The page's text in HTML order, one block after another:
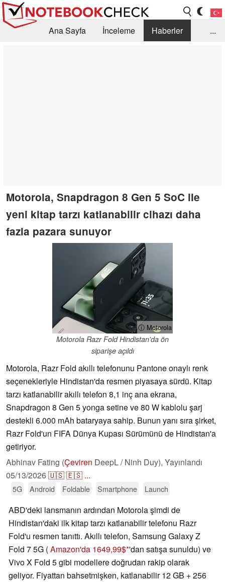
Ana Sayfa İnceleme
Haberler
...
Motorola, Snapdragon 8 Gen 5 SoC ile
yeni kitap tarzı katlanabilir cihazı daha
fazla pazara sunuyor
ⓘ Motorola
Motorola Razr Fold Hindistan'da ön
siparişe açıldı
Motorola, Razr Fold akıllı telefonunu Pantone onaylı renk
seçenekleriyle Hindistan'da resmen piyasaya sürdü. Kitap
tarzı katlanabilir akıllı telefon 8,1 inç ana ekrana,
Snapdragon 8 Gen 5 yonga setine ve 80 W kablolu şarj
destekli 6.000 mAh bataryaya sahip. Bunun yanı sıra şirket,
Razr Fold'un FIFA Dünya Kupası Sürümünü de Hindistan'a
getiriyor.
Abhinav Fating (Çeviren DeepL / Ninh Duy), Yayınlandı
05/13/2026🇺🇸🇪🇸 ...
5G Android Foldable Smartphone Launch
ABD'deki lansmanın ardından Motorola şimdi de
Hindistan'daki ilk kitap tarzı katlanabilir telefonu Razr
Fold'u resmen tanıttı. Akıllı telefon, Samsung Galaxy Z
Fold 7 5G (Amazon'da 1649,99$ 'dan satışa sunuldu) ve
Vivo X Fold 5 gibi modellere doğrudan rakip olarak
geliyor. Fiyattan bahsetmişken, katlanabilir 12 GB + 256